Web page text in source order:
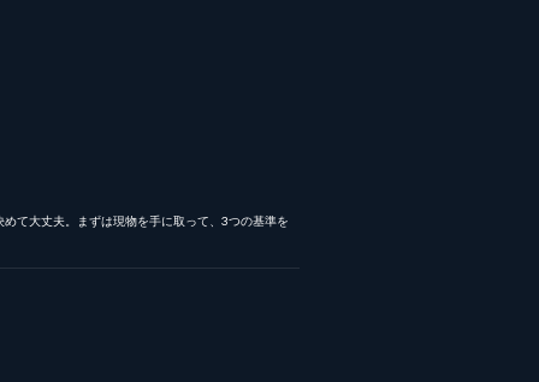
て大丈夫。まずは現物を手に取って、3つの基準を